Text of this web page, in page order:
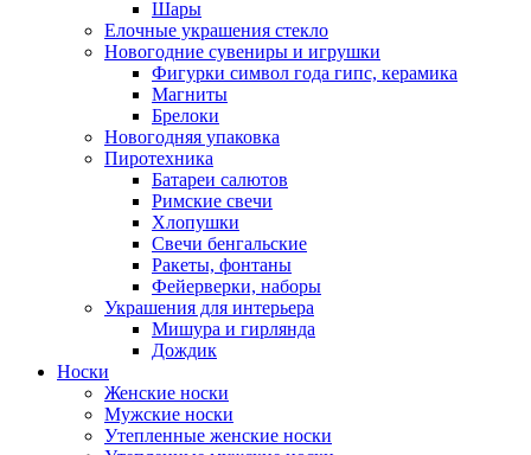
Шары
Елочные украшения стекло
Новогодние сувениры и игрушки
Фигурки символ года гипс, керамика
Магниты
Брелоки
Новогодняя упаковка
Пиротехника
Батареи салютов
Римские свечи
Хлопушки
Свечи бенгальские
Ракеты, фонтаны
Фейерверки, наборы
Украшения для интерьера
Мишура и гирлянда
Дождик
Носки
Женские носки
Мужские носки
Утепленные женские носки